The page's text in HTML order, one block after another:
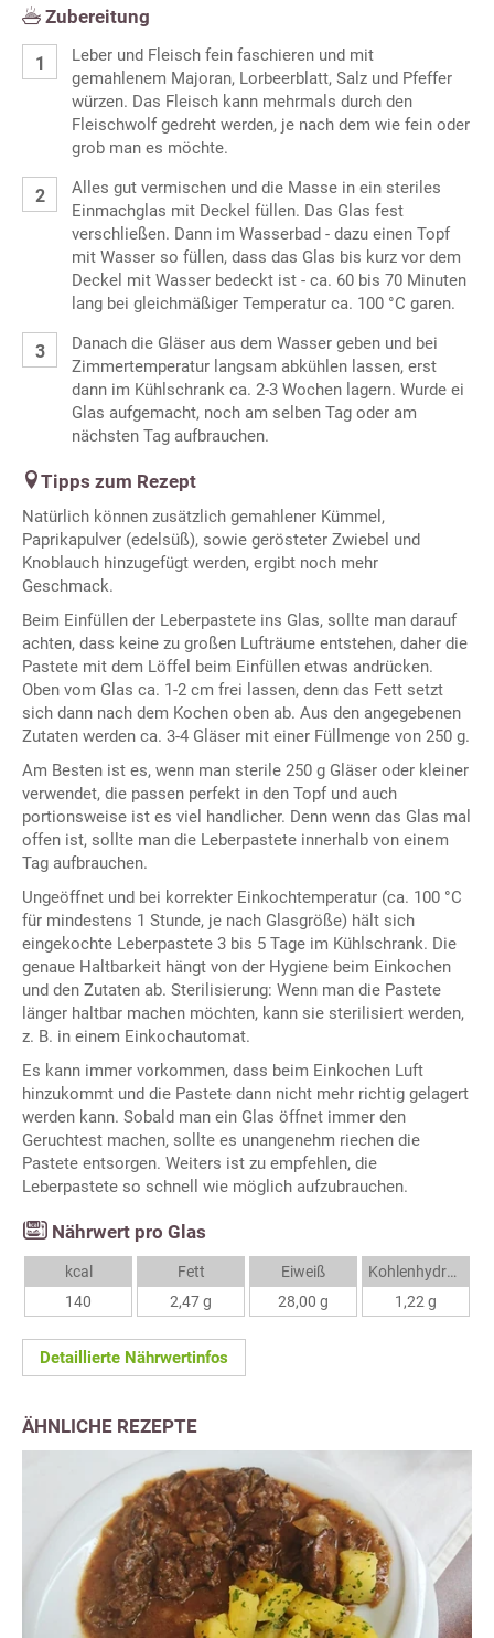
Zubereitung
Leber und Fleisch fein faschieren und mit
gemahlenem Majoran, Lorbeerblatt, Salz und Pfeffer
würzen. Das Fleisch kann mehrmals durch den
Fleischwolf gedreht werden, je nach dem wie fein oder
grob man es möchte.
Alles gut vermischen und die Masse in ein steriles
Einmachglas mit Deckel füllen. Das Glas fest
verschließen. Dann im Wasserbad - dazu einen Topf
mit Wasser so füllen, dass das Glas bis kurz vor dem
Deckel mit Wasser bedeckt ist - ca. 60 bis 70 Minuten
lang bei gleichmäßiger Temperatur ca. 100 °C garen.
Danach die Gläser aus dem Wasser geben und bei
Zimmertemperatur langsam abkühlen lassen, erst
dann im Kühlschrank ca. 2-3 Wochen lagern. Wurde ei
Glas aufgemacht, noch am selben Tag oder am
nächsten Tag aufbrauchen.
Tipps zum Rezept
Natürlich können zusätzlich gemahlener Kümmel,
Paprikapulver (edelsüß), sowie gerösteter Zwiebel und
Knoblauch hinzugefügt werden, ergibt noch mehr
Geschmack.
Beim Einfüllen der Leberpastete ins Glas, sollte man darauf
achten, dass keine zu großen Lufträume entstehen, daher die
Pastete mit dem Löffel beim Einfüllen etwas andrücken.
Oben vom Glas ca. 1-2 cm frei lassen, denn das Fett setzt
sich dann nach dem Kochen oben ab. Aus den angegebenen
Zutaten werden ca. 3-4 Gläser mit einer Füllmenge von 250 g.
Am Besten ist es, wenn man sterile 250 g Gläser oder kleiner
verwendet, die passen perfekt in den Topf und auch
portionsweise ist es viel handlicher. Denn wenn das Glas mal
offen ist, sollte man die Leberpastete innerhalb von einem
Tag aufbrauchen.
Ungeöffnet und bei korrekter Einkochtemperatur (ca. 100 °C
für mindestens 1 Stunde, je nach Glasgröße) hält sich
eingekochte Leberpastete 3 bis 5 Tage im Kühlschrank. Die
genaue Haltbarkeit hängt von der Hygiene beim Einkochen
und den Zutaten ab. Sterilisierung: Wenn man die Pastete
länger haltbar machen möchten, kann sie sterilisiert werden,
z. B. in einem Einkochautomat.
Es kann immer vorkommen, dass beim Einkochen Luft
hinzukommt und die Pastete dann nicht mehr richtig gelagert
werden kann. Sobald man ein Glas öffnet immer den
Geruchtest machen, sollte es unangenehm riechen die
Pastete entsorgen. Weiters ist zu empfehlen, die
Leberpastete so schnell wie möglich aufzubrauchen.
Nährwert pro Glas
kcal
140
Fett
2,47 g
Eiweiß
28,00 g
Kohlenhydrate
1,22 g
Detaillierte Nährwertinfos
ÄHNLICHE REZEPTE